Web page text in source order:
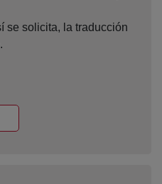
se solicita, la traducción
nueva